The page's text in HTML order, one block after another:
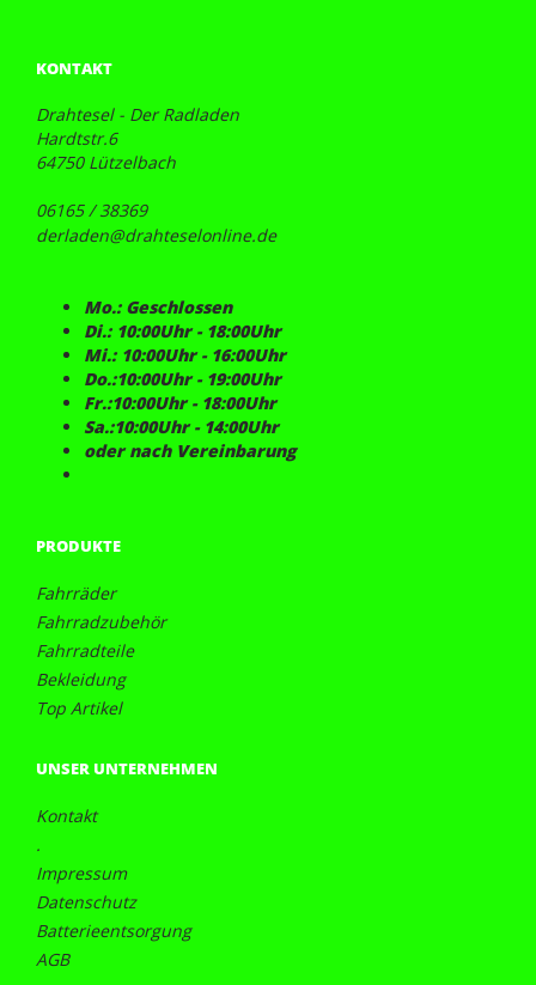
KONTAKT
Drahtesel - Der Radladen
Hardtstr.6
64750 Lützelbach
06165 / 38369
derladen@drahteselonline.de
Mo.: Geschlossen
Di.: 10:00Uhr - 18:00Uhr
Mi.: 10:00Uhr - 16:00Uhr
Do.:10:00Uhr - 19:00Uhr
Fr.:10:00Uhr - 18:00Uhr
Sa.:10:00Uhr - 14:00Uhr
oder nach Vereinbarung
PRODUKTE
Fahrräder
Fahrradzubehör
Fahrradteile
Bekleidung
Top Artikel
UNSER UNTERNEHMEN
Kontakt
.
Impressum
Datenschutz
Batterieentsorgung
AGB